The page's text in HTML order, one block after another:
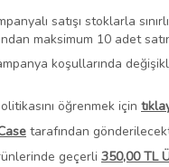
satışı stoklarla
maksimum 10 adet
koşullarında
öğrenmek için
tarafından
geçerli 350,00 TL